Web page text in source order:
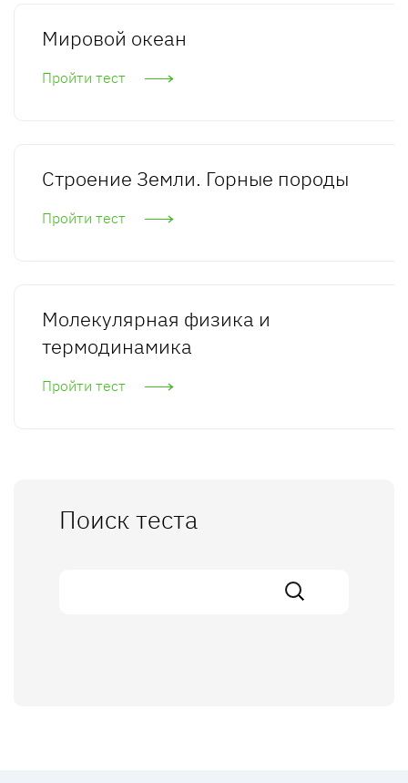
Мировой океан
Пройти тест
Строение Земли. Горные породы
Пройти тест
Молекулярная физика и
термодинамика
Пройти тест
Поиск теста